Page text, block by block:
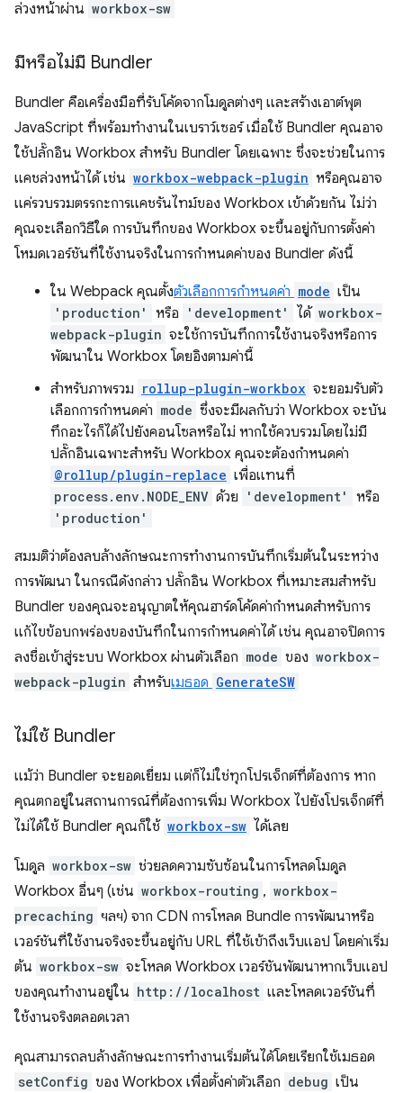
ล่วงหน้าผ่าน workbox-sw
มีหรือไม่มี Bundler
Bundler คือเครื่องมือที่รับโค้ดจากโมดูลต่างๆ และสร้างเอาต์พุต
JavaScript ที่พร้อมทำงานในเบราว์เซอร์ เมื่อใช้ Bundler คุณอาจ
ใช้ปลั๊กอิน Workbox สำหรับ Bundler โดยเฉพาะ ซึ่งจะช่วยในการ
แคชล่วงหน้าได้ เช่น workbox-webpack-plugin หรือคุณอาจ
แค่รวบรวมตรรกะการแคชรันไทม์ของ Workbox เข้าด้วยกัน ไม่ว่า
คุณจะเลือกวิธีใด การบันทึกของ Workbox จะขึ้นอยู่กับการตั้งค่า
โหมดเวอร์ชันที่ใช้งานจริงในการกำหนดค่าของ Bundler ดังนี้
ใน Webpack คุณตั้งตัวเลือกการกำหนดค่า mode เป็น
'production' หรือ 'development' ได้ workbox-
webpack-plugin จะใช้การบันทึกการใช้งานจริงหรือการ
พัฒนาใน Workbox โดยอิงตามค่านี้
สำหรับภาพรวม rollup-plugin-workbox จะยอมรับตัว
เลือกการกำหนดค่า mode ซึ่งจะมีผลกับว่า Workbox จะบัน
ทึกอะไรก็ได้ไปยังคอนโซลหรือไม่ หากใช้ควบรวมโดยไม่มี
ปลั๊กอินเฉพาะสำหรับ Workbox คุณจะต้องกำหนดค่า
@rollup/plugin-replace เพื่อแทนที่
process.env.NODE_ENV ด้วย 'development' หรือ
'production'
สมมติว่าต้องลบล้างลักษณะการทำงานการบันทึกเริ่มต้นในระหว่าง
การพัฒนา ในกรณีดังกล่าว ปลั๊กอิน Workbox ที่เหมาะสมสำหรับ
Bundler ของคุณจะอนุญาตให้คุณฮาร์ดโค้ดค่ากำหนดสำหรับการ
แก้ไขข้อบกพร่องของบันทึกในการกำหนดค่าได้ เช่น คุณอาจปิดการ
ลงชื่อเข้าสู่ระบบ Workbox ผ่านตัวเลือก mode ของ workbox-
webpack-plugin สำหรับเมธอด GenerateSW
ไม่ใช้ Bundler
แม้ว่า Bundler จะยอดเยี่ยม แต่ก็ไม่ใช่ทุกโปรเจ็กต์ที่ต้องการ หาก
คุณตกอยู่ในสถานการณ์ที่ต้องการเพิ่ม Workbox ไปยังโปรเจ็กต์ที่
ไม่ได้ใช้ Bundler คุณก็ใช้ workbox-sw ได้เลย
โมดูล workbox-sw ช่วยลดความซับซ้อนในการโหลดโมดูล
Workbox อื่นๆ (เช่น workbox-routing , workbox-
precaching ฯลฯ) จาก CDN การโหลด Bundle การพัฒนาหรือ
เวอร์ชันที่ใช้งานจริงจะขึ้นอยู่กับ URL ที่ใช้เข้าถึงเว็บแอป โดยค่าเริ่ม
ต้น workbox-sw จะโหลด Workbox เวอร์ชันพัฒนาหากเว็บแอป
ของคุณทำงานอยู่ใน http://localhost และโหลดเวอร์ชันที่
ใช้งานจริงตลอดเวลา
คุณสามารถลบล้างลักษณะการทำงานเริ่มต้นได้โดยเรียกใช้เมธอด
setConfig ของ Workbox เพื่อตั้งค่าตัวเลือก debug เป็น